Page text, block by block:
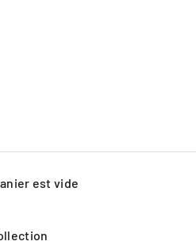
est vide